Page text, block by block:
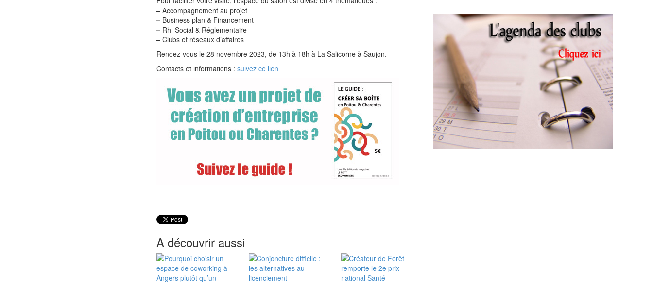
– Accompagnement au projet
– Business plan & Financement
– Rh, Social & Réglementaire
– Clubs et réseaux d’affaires
Rendez-vous le 28 novembre 2023, de 13h à 18h à La Salicorne à Saujon.
Contacts et informations : suivez ce lien
A découvrir aussi